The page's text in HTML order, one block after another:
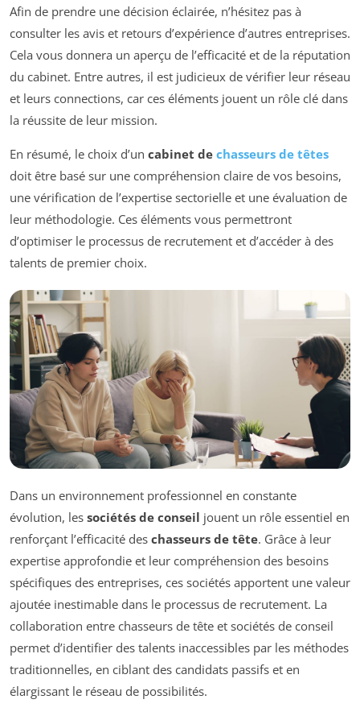
Afin de prendre une décision éclairée, n’hésitez pas à
consulter les avis et retours d’expérience d’autres entreprises.
Cela vous donnera un aperçu de l’efficacité et de la réputation
du cabinet. Entre autres, il est judicieux de vérifier leur réseau
et leurs connections, car ces éléments jouent un rôle clé dans
la réussite de leur mission.
En résumé, le choix d’un cabinet de chasseurs de têtes
doit être basé sur une compréhension claire de vos besoins,
une vérification de l’expertise sectorielle et une évaluation de
leur méthodologie. Ces éléments vous permettront
d’optimiser le processus de recrutement et d’accéder à des
talents de premier choix.
Dans un environnement professionnel en constante
évolution, les sociétés de conseil jouent un rôle essentiel en
renforçant l’efficacité des chasseurs de tête. Grâce à leur
expertise approfondie et leur compréhension des besoins
spécifiques des entreprises, ces sociétés apportent une valeur
ajoutée inestimable dans le processus de recrutement. La
collaboration entre chasseurs de tête et sociétés de conseil
permet d’identifier des talents inaccessibles par les méthodes
traditionnelles, en ciblant des candidats passifs et en
élargissant le réseau de possibilités.